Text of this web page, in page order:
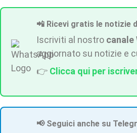
📲 Ricevi gratis le notizie
Iscriviti al nostro canale
aggiornato su notizie e
👉 Clicca qui per
📢 Seguici anche su